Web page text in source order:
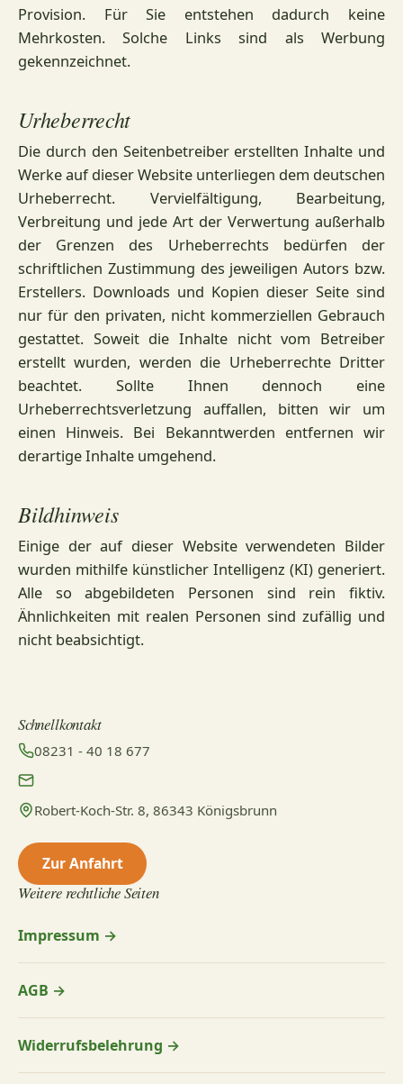
Provision. Für Sie entstehen dadurch keine
Mehrkosten. Solche Links sind als Werbung
gekennzeichnet.
Urheberrecht
Die durch den Seitenbetreiber erstellten Inhalte und
Werke auf dieser Website unterliegen dem deutschen
Urheberrecht. Vervielfältigung, Bearbeitung,
Verbreitung und jede Art der Verwertung außerhalb
der Grenzen des Urheberrechts bedürfen der
schriftlichen Zustimmung des jeweiligen Autors bzw.
Erstellers. Downloads und Kopien dieser Seite sind
nur für den privaten, nicht kommerziellen Gebrauch
gestattet. Soweit die Inhalte nicht vom Betreiber
erstellt wurden, werden die Urheberrechte Dritter
beachtet. Sollte Ihnen dennoch eine
Urheberrechtsverletzung auffallen, bitten wir um
einen Hinweis. Bei Bekanntwerden entfernen wir
derartige Inhalte umgehend.
Bildhinweis
Einige der auf dieser Website verwendeten Bilder
wurden mithilfe künstlicher Intelligenz (KI) generiert.
Alle so abgebildeten Personen sind rein fiktiv.
Ähnlichkeiten mit realen Personen sind zufällig und
nicht beabsichtigt.
Schnellkontakt
08231 - 40 18 677
Robert-Koch-Str. 8, 86343 Königsbrunn
Zur Anfahrt
Weitere rechtliche Seiten
Impressum →
AGB →
Widerrufsbelehrung →